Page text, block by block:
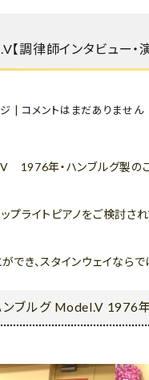
調律師インタビュー・
コメントはまだありません
1976年・ハンブルグ製の
ライトピアノをご検討さ
でき、スタインウェイなら
ンブルグ Model.V 1976